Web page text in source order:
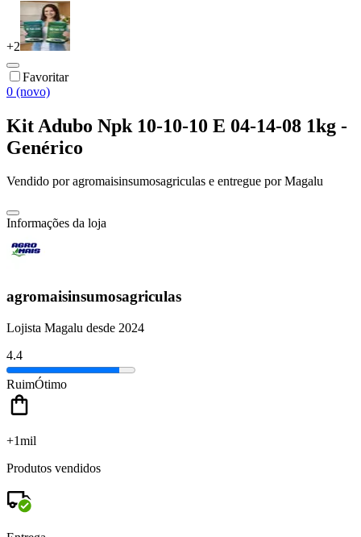
+2
Favoritar
0 (novo)
Kit Adubo Npk 10-10-10 E 04-14-08 1kg -
Genérico
Vendido poragromaisinsumosagriculas e entregue por Magalu
Informações da loja
agromaisinsumosagriculas
Lojista Magalu desde 2024
4.4
RuimÓtimo
+1mil
Produtos vendidos